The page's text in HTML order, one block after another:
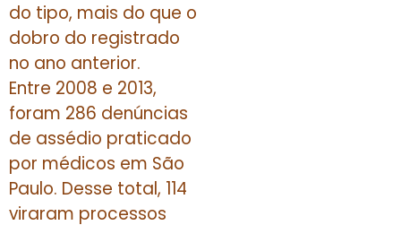
do tipo, mais do que o
dobro do registrado
no ano anterior.
Entre 2008 e 2013,
foram 286 denúncias
de assédio praticado
por médicos em São
Paulo. Desse total, 114
viraram processos